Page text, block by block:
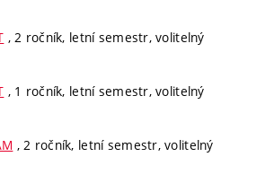
, 2 ročník, letní semestr, volitelný
, 1 ročník, letní semestr, volitelný
, 2 ročník, letní semestr, volitelný